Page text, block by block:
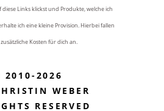
Links klickst und Produkte, welche ich
ich eine kleine Provision. Hierbei fallen
Kosten für dich an.
2010-2026
WEBER
RESERVED